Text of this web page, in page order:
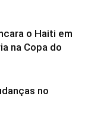
o Haiti em
na Copa do
no